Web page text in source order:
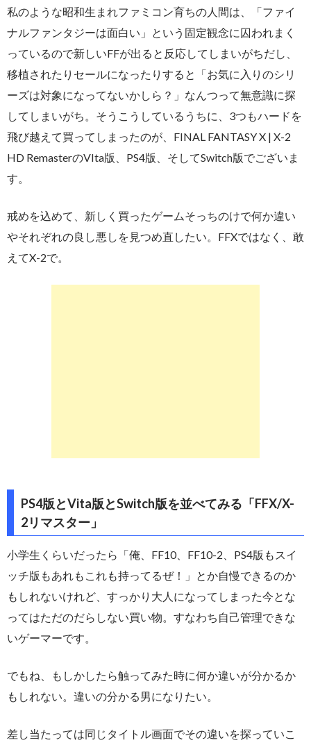
私のような昭和生まれファミコン育ちの人間は、「ファイ
ナルファンタジーは面白い」という固定観念に囚われまく
っているので新しいFFが出ると反応してしまいがちだし、
移植されたりセールになったりすると「お気に入りのシリ
ーズは対象になってないかしら？」なんつって無意識に探
してしまいがち。そうこうしているうちに、3つもハードを
飛び越えて買ってしまったのが、FINAL FANTASY X | X-2
HD RemasterのVIta版、PS4版、そしてSwitch版でございま
す。
戒めを込めて、新しく買ったゲームそっちのけで何か違い
やそれぞれの良し悪しを見つめ直したい。FFXではなく、敢
えてX-2で。
PS4版とVita版とSwitch版を並べてみる「FFX/X-
2リマスター」
小学生くらいだったら「俺、FF10、FF10-2、PS4版もスイ
ッチ版もあれもこれも持ってるぜ！」とか自慢できるのか
もしれないけれど、すっかり大人になってしまった今とな
ってはただのだらしない買い物。すなわち自己管理できな
いゲーマーです。
でもね、もしかしたら触ってみた時に何か違いが分かるか
もしれない。違いの分かる男になりたい。
差し当たっては同じタイトル画面でその違いを探っていこ